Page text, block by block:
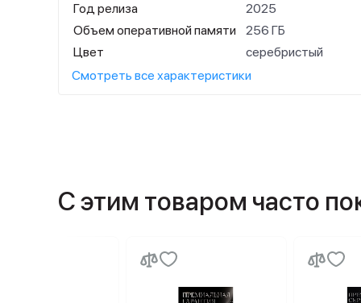
Год релиза
2025
Объем оперативной памяти
256 ГБ
Цвет
серебристый
Смотреть все характеристики
С этим товаром часто